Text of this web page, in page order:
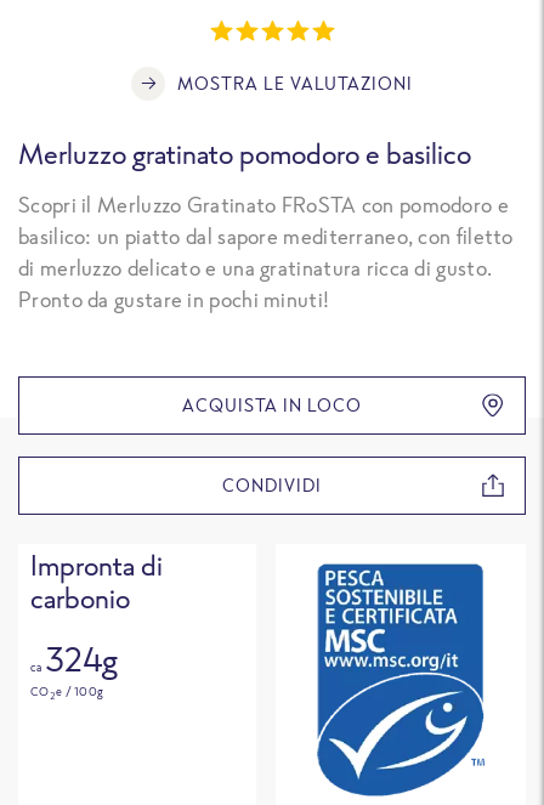
MOSTRA LE VALUTAZIONI
Merluzzo gratinato pomodoro e basilico
Scopri il Merluzzo Gratinato FRoSTA con pomodoro e
basilico: un piatto dal sapore mediterraneo, con filetto
di merluzzo delicato e una gratinatura ricca di gusto.
Pronto da gustare in pochi minuti!
ACQUISTA IN LOCO
CONDIVIDI
Impronta di
carbonio
ca 324g
CO2e / 100g